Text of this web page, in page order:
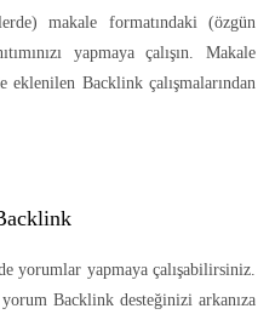
makale formatındaki (özgün
yapmaya çalışın. Makale
Backlink çalışmalarından
yorumlar yapmaya çalışabilirsiniz.
Backlink desteğinizi arkanıza